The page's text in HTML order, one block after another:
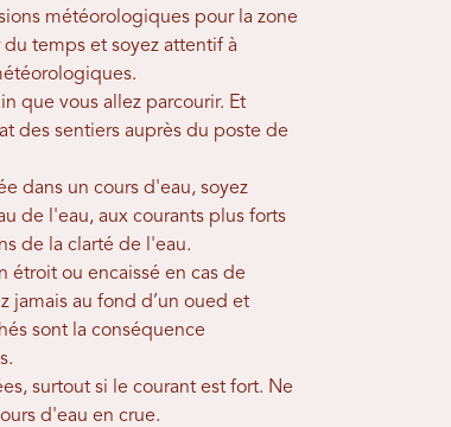
météorologiques pour la zone
temps et soyez attentif à
que vous allez parcourir. Et
des sentiers auprès du poste de
dans un cours d'eau, soyez
de l'eau, aux courants plus forts
de la clarté de l'eau.
étroit ou encaissé en cas de
jamais au fond d’un oued et
sont la conséquence
surtout si le courant est fort. Ne
d'eau en crue.